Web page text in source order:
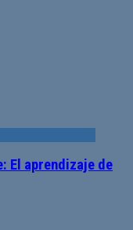
El aprendizaje de